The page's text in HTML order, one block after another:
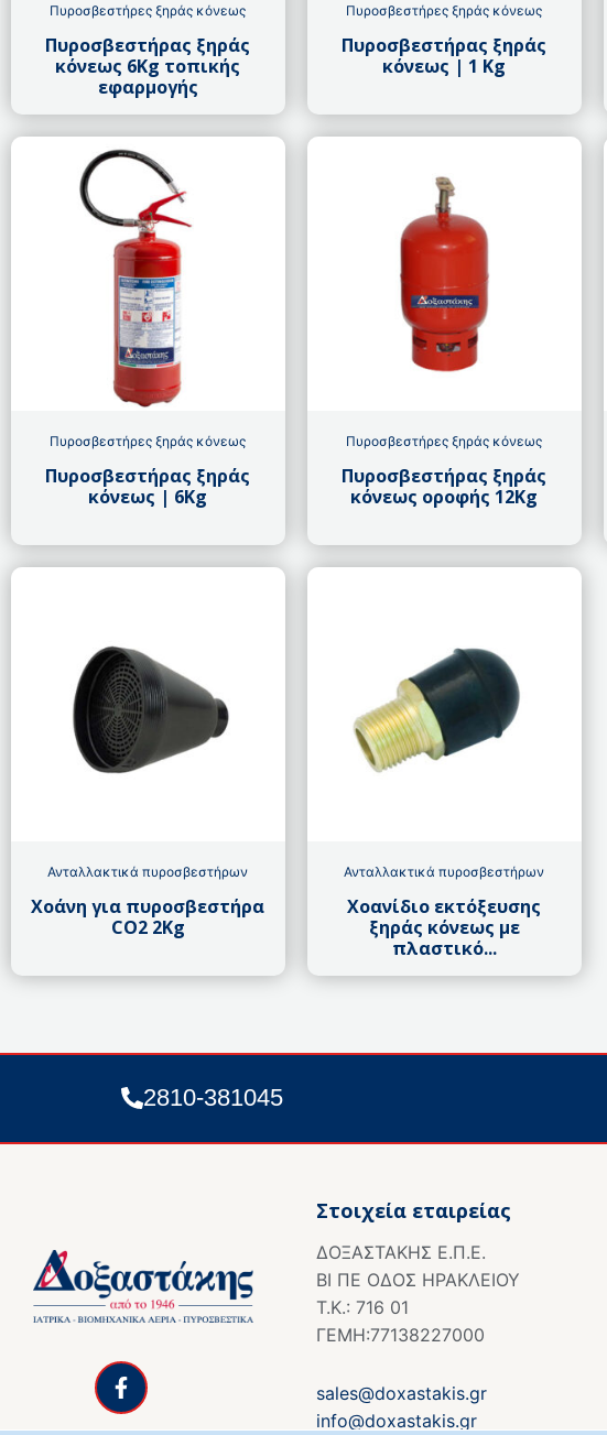
Πυροσβεστήρες ξηράς κόνεως
Πυροσβεστήρας ξηράς
κόνεως 6Kg τοπικής
εφαρμογής
Πυροσβεστήρες ξηράς κόνεως
Πυροσβεστήρας ξηράς
κόνεως | 1 Kg
Πυροσβεστήρες ξηράς κόνεως
Πυροσβεστήρας ξηράς
κόνεως | 6Kg
Πυροσβεστήρες ξηράς κόνεως
Πυροσβεστήρας ξηράς
κόνεως οροφής 12Kg
Ανταλλακτικά πυροσβεστήρων
Χοάνη για πυροσβεστήρα
CO2 2Kg
Ανταλλακτικά πυροσβεστήρων
Χοανίδιο εκτόξευσης
ξηράς κόνεως με
πλαστικό...
2810-381045
a
c
e
Στοιχεία εταιρείας
ΔΟΞΑΣΤΑΚΗΣ Ε.Π.Ε.
ΒΙ ΠΕ ΟΔΟΣ ΗΡΑΚΛΕΙΟΥ
Τ.Κ.: 716 01
ΓΕΜΗ:77138227000
sales@doxastakis.gr
info@doxastakis.gr